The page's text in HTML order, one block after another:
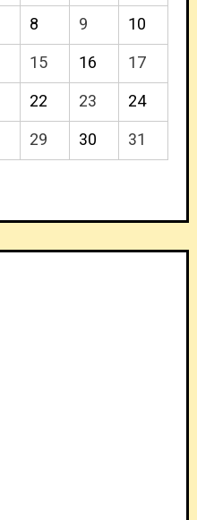
8 9
10
15 16
17
22 23
24
29 30
31